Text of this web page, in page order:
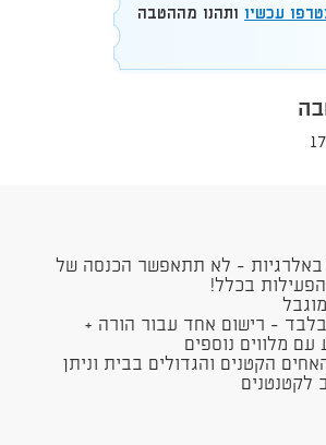
עכשיו ותהנו מההטבה
באלרגיות - לא תתאפשר הכנסה של
הפעילות בכלל!
- רישום אחד עבור הורה +
עם מלווים נוספים
הקטנים והגדולים בבית וניתן
לקטנטנים